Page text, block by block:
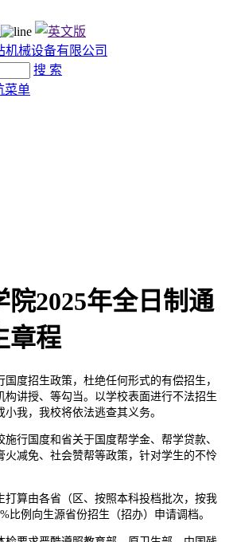
搜 索
菜单
院2025年全日制通
章程
招生政策，杜绝任何形式的有偿招生，
构讲授、等勾当。以学校表面进行不法招生
我，我校将依法逃查其义务。
国度和省关于国度帮学金、帮学贷款、
火减免、社会赞帮等政策，针对学生的不怜
算由各省（区、按照本科投档批次，按我
比例向生源省份招生（招办）申请调档。